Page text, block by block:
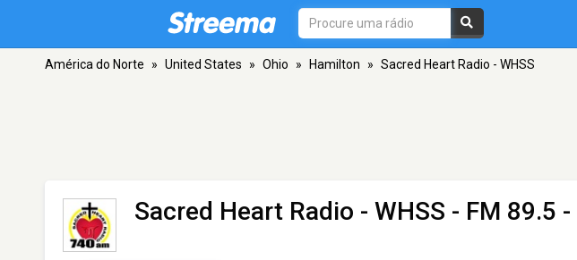
América do Norte » United States » Ohio » Hamilton » Sacred Heart Radio - WHSS
Sacred Heart Radio - WHSS - FM 89.5